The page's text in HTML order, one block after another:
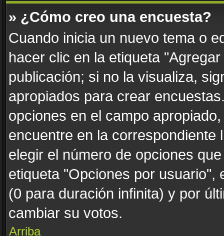
» ¿Cómo creo una encuesta?
Cuando inicia un nuevo tema o
hacer clic en la etiqueta
publicación; si no la visualiza,
apropiados para crear
opciones en el campo
encuentre en la correspondiente
elegir el número de opciones
etiqueta "Opciones por usuario",
(0 para duración infinita) y por
cambiar su votos.
Arriba